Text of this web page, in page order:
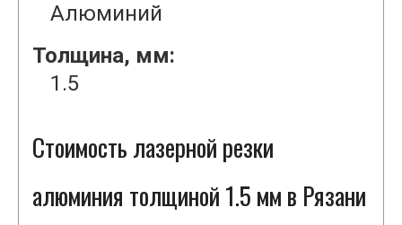
Алюминий
Толщина, мм:
1.5
Стоимость лазерной резки
алюминия толщиной 1.5 мм в Рязани